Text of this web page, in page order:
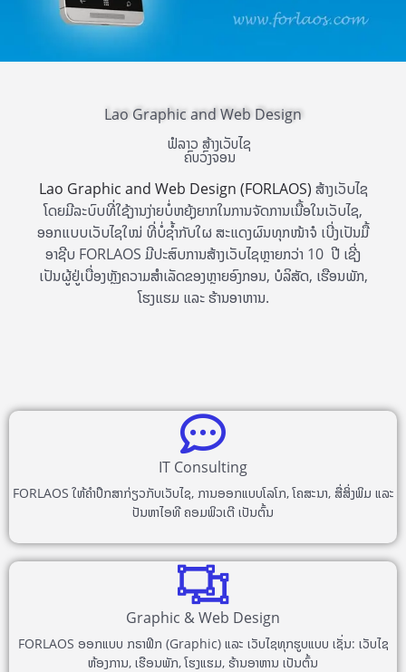
Lao Graphic and Web Design
ຟໍລາວ ສ້າງເວັບໄຊ
ຄົບວົງຈອນ
Lao Graphic and Web Design (FORLAOS) ສ້າງເວັບໄຊ
ໂດຍມີລະບົບທີ່ໃຊ້ງານງ່າຍບໍ່ຫຍຸ້ງຍາກໃນການຈັດການເນື້ອໃນເວັບໄຊ,
ອອກແບບເວັບໄຊໃໝ່ ທີ່ບໍ່ຊ້ຳກັບໃຜ ສະແດງຜົນທຸກໜ້າຈໍ ເບີ່ງເປັນມື້
ອາຊີບ FORLAOS ມີປະສົບການສ້າງເວັບໄຊຫຼາຍກວ່າ 10 ປີ ເຊີ່ງ
ເປັນຜູ້ຢູ່ເບື່ອງຫຼັງຄວາມສຳເລັດຂອງຫຼາຍອົງກອນ, ບໍລິສັດ, ເຮືອນພັກ,
ໂຮງແຮມ ແລະ ຮ້ານອາຫານ.
IT Consulting
FORLAOS ໃຫ້ຄຳປຶກສາກ່ຽວກັບເວັບໄຊ, ການອອກແບບໂລໂກ, ໂຄສະນາ, ສື່ສິ່ງພິມ ແລະ
ປັນຫາໄອທີ ຄອມພິວເຕີ ເປັນຕົ້ນ
Graphic & Web Design
FORLAOS ອອກແບບ ກຣາຟິກ (Graphic) ແລະ ເວັບໄຊທຸກຮູບແບບ ເຊັ່ນ: ເວັບໄຊ
ຫ້ອງການ, ເຮືອນພັກ, ໂຮງແຮມ, ຮ້ານອາຫານ ເປັນຕົ້ນ